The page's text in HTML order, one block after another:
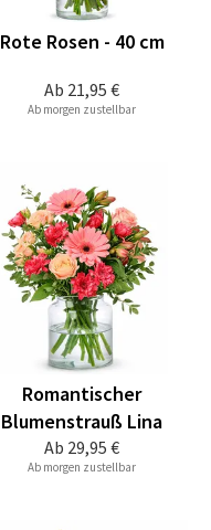
Ab 21,95 €
Rote Rosen - 40 cm
Ab morgen zustellbar
Ab 29,95 €
Romantischer
Blumenstrauß Lina
Ab morgen zustellbar